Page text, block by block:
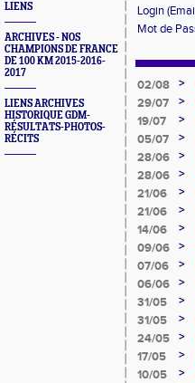
LIENS
ARCHIVES - NOS
CHAMPIONS DE FRANCE
DE 100 KM 2015-2016-
2017
LIENS ARCHIVES
HISTORIQUE GDM-
RÉSULTATS-PHOTOS-
RÉCITS
Login
Mot de
02/08 >
29/07 >
19/07
>
05/07
>
28/06 >
28/06
>
21/06
>
21/06
>
14/06
>
09/06
>
07/06
>
06/06
>
31/05
>
31/05
>
24/05
>
17/05 >
10/05 >